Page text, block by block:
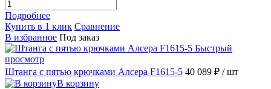
Подробнее
Купить в 1 клик Сравнение
В избранное Под заказ
Быстрый
просмотр
Штанга с пятью крючками Алсера F1615-5 40 089 ₽ / шт
В корзину